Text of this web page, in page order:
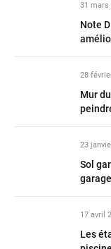
31 mars
Note
28
Mur
23
Sol
garage
17 avril
Les